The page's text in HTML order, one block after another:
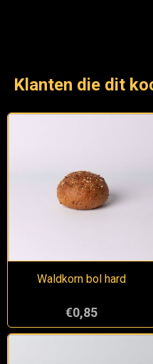
Klanten die dit
Waldkorn bol hard
€0,85